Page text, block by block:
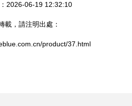
2026-06-19 12:32:10
載，請注明出處：
product/37.html